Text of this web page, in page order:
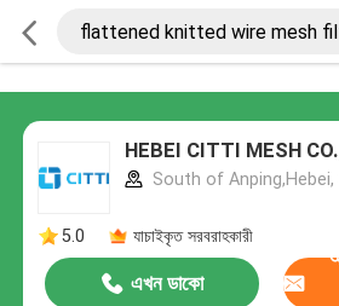
HEBEI CITTI MESH
South of Anping,Hebei,
5.0 যাচাইকৃত সরবরাহকারী
এখন ডাকো